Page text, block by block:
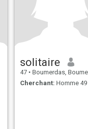
solitaire
47 • Boumerdas, Boumerdes,
Cherchant: Homme 49